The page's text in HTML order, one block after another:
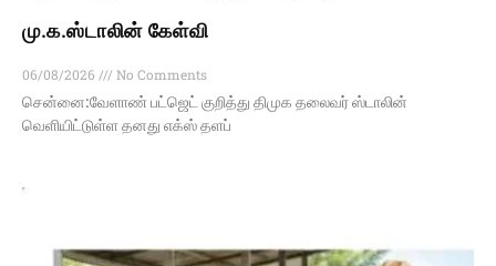
மு.க.ஸ்டாலின் கேள்வி
06/08/2026
No Comments
சென்னை:வேளாண் பட்ஜெட் குறித்து திமுக தலைவர் ஸ்டாலின்
வெளியிட்டுள்ள தனது எக்ஸ் தளப்